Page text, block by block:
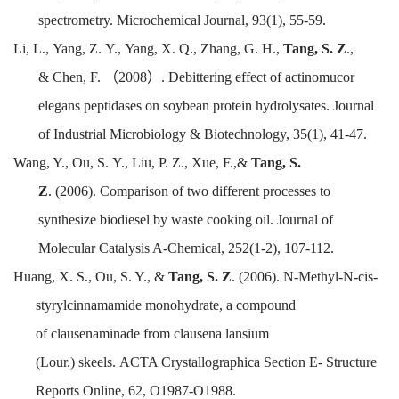
spectrometry. Microchemical Journal, 93(1), 55-59.
Li, L., Yang, Z. Y., Yang, X. Q., Zhang, G. H., Tang, S. Z.,
& Chen, F. （2008） . Debittering effect of actinomucor
elegans peptidases on soybean protein hydrolysates. Journal
of Industrial Microbiology & Biotechnology, 35(1), 41-47.
Wang, Y., Ou, S. Y., Liu, P. Z., Xue, F.,& Tang, S.
Z. (2006). Comparison of two different processes to
synthesize biodiesel by waste cooking oil. Journal of
Molecular Catalysis A-Chemical, 252(1-2), 107-112.
Huang, X. S., Ou, S. Y., & Tang, S. Z. (2006). N-Methyl-N-cis-
styrylcinnamamide monohydrate, a compound
of clausenaminade from clausena lansium
(Lour.) skeels. ACTA Crystallographica Section E- Structure
Reports Online, 62, O1987-O1988.